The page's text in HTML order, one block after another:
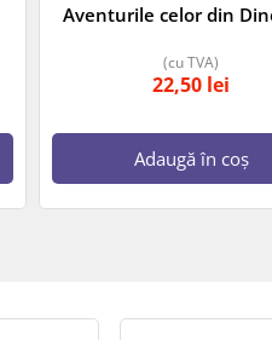
Aventurile celor din
22,50 lei
(cu TVA)
Adaugă în coș